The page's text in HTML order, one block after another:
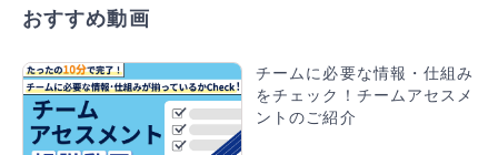
のかを明確にしましょう
【新ビジネスポリシ＝社員の働きやすさを第一に考
えた職場環境の提供 】← 一番言いたい
-------------------------------------------------------
---------------
おすすめ動画
チームに必要な情報・仕組み
をチェック！チームアセスメ
ントのご紹介